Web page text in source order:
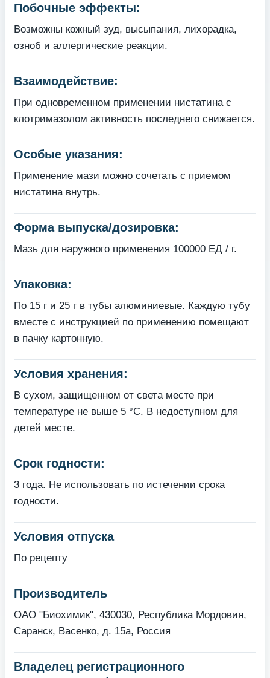
Побочные эффекты:
Возможны кожный зуд, высыпания, лихорадка,
озноб и аллергические реакции.
Взаимодействие:
При одновременном применении нистатина с
клотримазолом активность последнего снижается.
Особые указания:
Применение мази можно сочетать с приемом
нистатина внутрь.
Форма выпуска/дозировка:
Мазь для наружного применения 100000 ЕД / г.
Упаковка:
По 15 г и 25 г в тубы алюминиевые. Каждую тубу
вместе с инструкцией по применению помещают
в пачку картонную.
Условия хранения:
В сухом, защищенном от света месте при
температуре не выше 5 °С. В недоступном для
детей месте.
Срок годности:
3 года. Не использовать по истечении срока
годности.
Условия отпуска
По рецепту
Производитель
ОАО "Биохимик", 430030, Республика Мордовия,
Саранск, Васенко, д. 15а, Россия
Владелец регистрационного